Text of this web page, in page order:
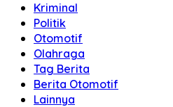
Kriminal
Politik
Otomotif
Olahraga
Tag Berita
Berita Otomotif
Lainnya